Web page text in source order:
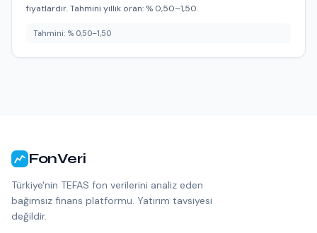
fiyatlardır. Tahmini yıllık oran: % 0,50–1,50.
Tahmini: % 0,50–1,50
FonVeri
Türkiye'nin TEFAS fon verilerini analiz eden
bağımsız finans platformu. Yatırım tavsiyesi
değildir.